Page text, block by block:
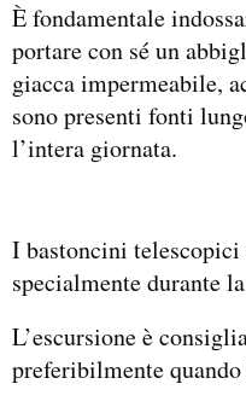
È fondamentale
portare con sé un
giacca impermeabile,
sono presenti fonti
l’intera giornata.
I bastoncini
specialmente durante
L’escursione è
preferibilmente